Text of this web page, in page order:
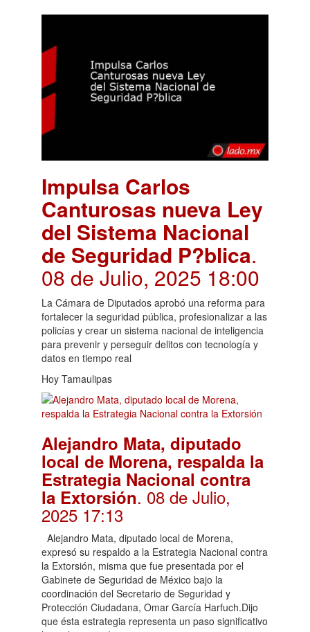
Impulsa Carlos
Canturosas nueva Ley
del Sistema Nacional
de Seguridad P?blica.
08 de Julio, 2025 18:00
La Cámara de Diputados aprobó una reforma para
fortalecer la seguridad pública, profesionalizar a las
policías y crear un sistema nacional de inteligencia
para prevenir y perseguir delitos con tecnología y
datos en tiempo real
Hoy Tamaulipas
Alejandro Mata, diputado
local de Morena, respalda la
Estrategia Nacional contra
la Extorsión. 08 de Julio,
2025 17:13
Alejandro Mata, diputado local de Morena,
expresó su respaldo a la Estrategia Nacional contra
la Extorsión, misma que fue presentada por el
Gabinete de Seguridad de México bajo la
coordinación del Secretario de Seguridad y
Protección Ciudadana, Omar García Harfuch.Dijo
que ésta estrategia representa un paso significativo